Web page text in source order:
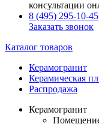
консультации
8 (495) 295-10-45
Заказать звонок
Каталог товаров
Керамогранит
Керамическая
Распродажа
Керамогранит